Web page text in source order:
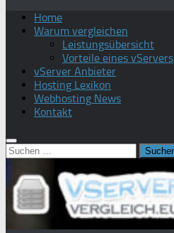
Home
Warum vergleichen
Leistungsübersicht
Vorteile eines vServers
vServer Anbieter
Hosting Lexikon
Webhosting News
Kontakt
Suchen
nach: